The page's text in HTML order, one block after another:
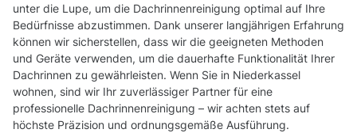
unter die Lupe, um die Dachrinnenreinigung optimal auf Ihre
Bedürfnisse abzustimmen. Dank unserer langjährigen Erfahrung
können wir sicherstellen, dass wir die geeigneten Methoden
und Geräte verwenden, um die dauerhafte Funktionalität Ihrer
Dachrinnen zu gewährleisten. Wenn Sie in Niederkassel
wohnen, sind wir Ihr zuverlässiger Partner für eine
professionelle Dachrinnenreinigung – wir achten stets auf
höchste Präzision und ordnungsgemäße Ausführung.